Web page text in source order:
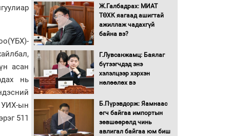
асан
нь
УИХ-ын
511
Автомашинд улсын
дугаарын тэгш,
Бага орлоготой
иргэдийн орлогод
татвар ногдуулахгүй
бүрдүүллээ
Хөшөө бүтсэн түүхийг
өгүүлэх 7 баримт
Ж.Галбадрах: МИАТ
ТӨХК яагаад ашигтай
ажиллаж чадахгүй
байна вэ?
Г.Лувсанжамц: Баялаг
бүтээгчдэд энэ
хэлэлцээр хэрхэн
нөлөөлөх вэ
Б.Пүрэвдорж: Яамнаас
өгч байгаа импортын
зөвшөөрөлд чинь
авлигал байгаа юм биш